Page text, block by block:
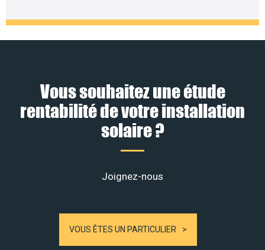
Vous souhaitez une étude
rentabilité de votre installation
solaire ?
Joignez-nous
VOUS ÊTES UN PARTICULIER